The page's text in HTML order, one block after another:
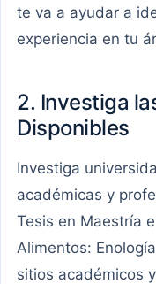
te va a ayudar a
experiencia en tu
2. Investiga
Disponibles
Investiga
académicas y
Tesis en Maestría
Alimentos:
sitios académicos